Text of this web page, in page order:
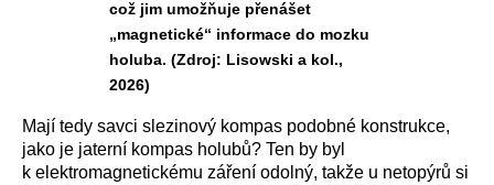
což jim umožňuje přenášet
„magnetické“ informace do mozku
holuba. (Zdroj: Lisowski a kol.,
2026)
Mají tedy savci slezinový kompas podobné konstrukce,
jako je jaterní kompas holubů? Ten by byl
k elektromagnetickému záření odolný, takže u netopýrů si